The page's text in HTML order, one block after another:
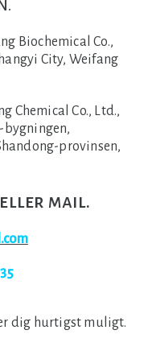
Biochemical Co.,
City, Weifang
Chemical Co., Ltd.,
bygningen,
provinsen,
mail.
dig hurtigst muligt.